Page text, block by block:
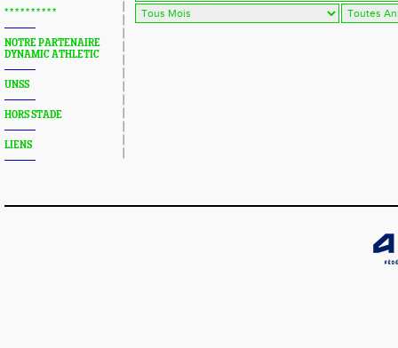
* * * * * * * * * *
NOTRE PARTENAIRE
DYNAMIC ATHLETIC
UNSS
HORS STADE
LIENS